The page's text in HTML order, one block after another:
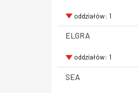
oddziałów: 1
ELGRA
oddziałów: 1
SEA